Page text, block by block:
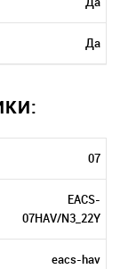
Да
07
EACS-
07HAV/N3_22Y
eacs-hav